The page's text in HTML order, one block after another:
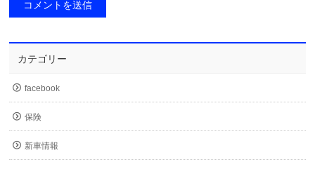
カテゴリー
facebook
保険
新車情報